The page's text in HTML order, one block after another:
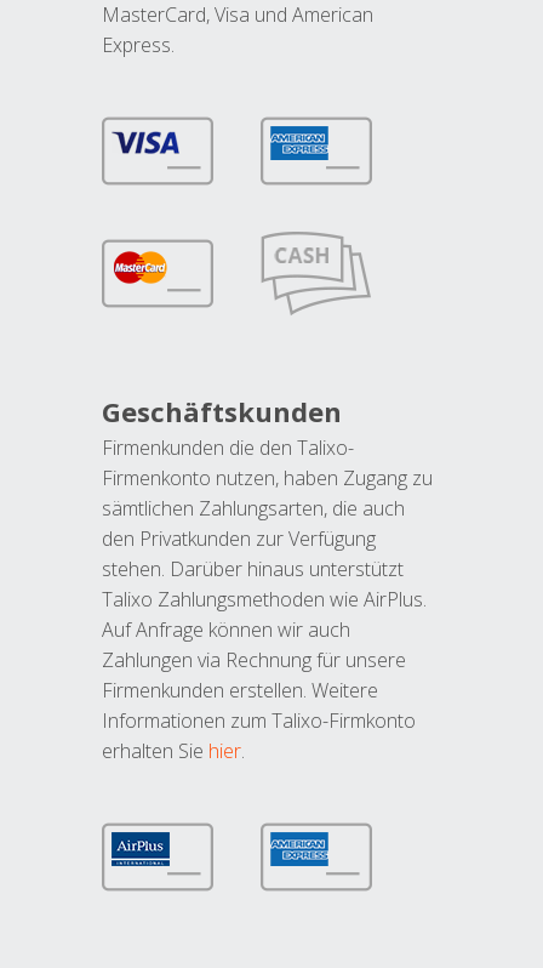
MasterCard, Visa und American
Express.
Geschäftskunden
Firmenkunden die den Talixo-
Firmenkonto nutzen, haben Zugang zu
sämtlichen Zahlungsarten, die auch
den Privatkunden zur Verfügung
stehen. Darüber hinaus unterstützt
Talixo Zahlungsmethoden wie AirPlus.
Auf Anfrage können wir auch
Zahlungen via Rechnung für unsere
Firmenkunden erstellen. Weitere
Informationen zum Talixo-Firmkonto
erhalten Sie hier.